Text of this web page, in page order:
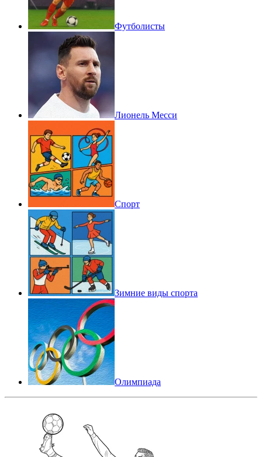
Футболисты
Лионель Месси
Спорт
Зимние виды спорта
Олимпиада